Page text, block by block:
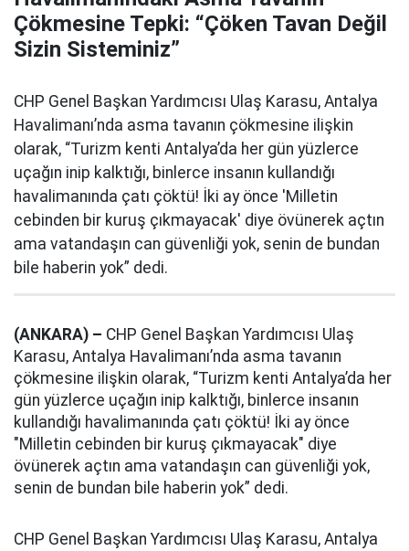
Çökmesine Tepki: “Çöken Tavan Değil
Sizin Sisteminiz”
CHP Genel Başkan Yardımcısı Ulaş Karasu, Antalya
Havalimanı’nda asma tavanın çökmesine ilişkin
olarak, “Turizm kenti Antalya’da her gün yüzlerce
uçağın inip kalktığı, binlerce insanın kullandığı
havalimanında çatı çöktü! İki ay önce 'Milletin
cebinden bir kuruş çıkmayacak' diye övünerek açtın
ama vatandaşın can güvenliği yok, senin de bundan
bile haberin yok” dedi.
(ANKARA) – CHP Genel Başkan Yardımcısı Ulaş
Karasu, Antalya Havalimanı’nda asma tavanın
çökmesine ilişkin olarak, “Turizm kenti Antalya’da her
gün yüzlerce uçağın inip kalktığı, binlerce insanın
kullandığı havalimanında çatı çöktü! İki ay önce
"Milletin cebinden bir kuruş çıkmayacak" diye
övünerek açtın ama vatandaşın can güvenliği yok,
senin de bundan bile haberin yok” dedi.
CHP Genel Başkan Yardımcısı Ulaş Karasu, Antalya